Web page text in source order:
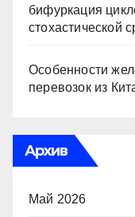
бифуркация
стохастической
Особенности
перевозок из
Архив
Май 2026